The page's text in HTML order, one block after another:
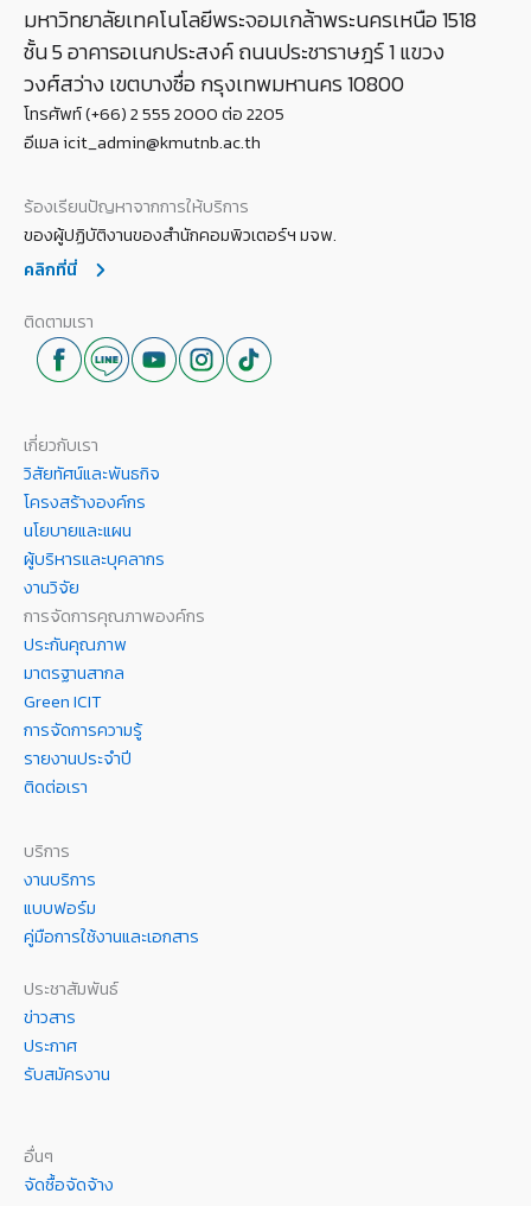
มหาวิทยาลัยเทคโนโลยีพระจอมเกล้าพระนครเหนือ 1518
ชั้น 5 อาคารอเนกประสงค์ ถนนประชาราษฎร์ 1 แขวง
วงศ์สว่าง เขตบางซื่อ กรุงเทพมหานคร 10800
โทรศัพท์ (+66) 2 555 2000 ต่อ 2205
อีเมล icit_admin@kmutnb.ac.th
ร้องเรียนปัญหาจากการให้บริการ
ของผู้ปฏิบัติงานของสำนักคอมพิวเตอร์ฯ มจพ.
คลิกที่นี่
ติดตามเรา
เกี่ยวกับเรา
วิสัยทัศน์และพันธกิจ
โครงสร้างองค์กร
นโยบายและแผน
ผู้บริหารและบุคลากร
งานวิจัย
การจัดการคุณภาพองค์กร
ประกันคุณภาพ
มาตรฐานสากล
Green ICIT
การจัดการความรู้
รายงานประจำปี
ติดต่อเรา
บริการ
งานบริการ
แบบฟอร์ม
คู่มือการใช้งานและเอกสาร
ประชาสัมพันธ์
ข่าวสาร
ประกาศ
รับสมัครงาน
อื่นๆ
จัดซื้อจัดจ้าง